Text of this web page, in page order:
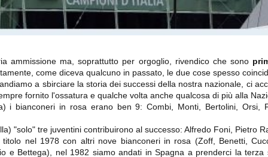
ammissione ma, soprattutto per orgoglio, rivendico che sono
come diceva qualcuno in passato, le due cose spesso
a sbirciare la storia dei successi della nostra nazionale, ci
fornito l'ossatura e qualche volta anche qualcosa di più alla
i bianconeri in rosa erano ben 9: Combi, Monti, Bertolini, Orsi,
"solo" tre juventini contribuirono al successo: Alfredo Foni, Pietro
nel 1978 con altri nove bianconeri in rosa (Zoff, Benetti,
e Bettega), nel 1982 siamo andati in Spagna a prenderci la terza
delle operazioni di calciomercato, oltre che sulle liste Uefa e serie A (e
già pubblicato un pezzo dedicato pochi giorni fa. Ricordiamo che
12 giocatori usciti nella sessione di calciomercato sono italiani, e
giocatori arrivati.
all'Olimpico. Una squadra che per i primi 75 minuti non ha